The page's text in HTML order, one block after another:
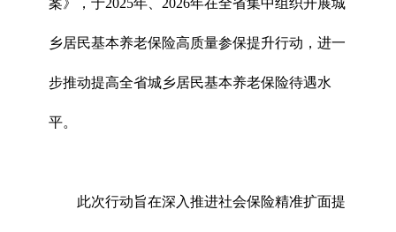
案》，于2025年、2026年在全省集中组织开展城
乡居民基本养老保险高质量参保提升行动，进一
步推动提高全省城乡居民基本养老保险待遇水
平。
此次行动旨在深入推进社会保险精准扩面提